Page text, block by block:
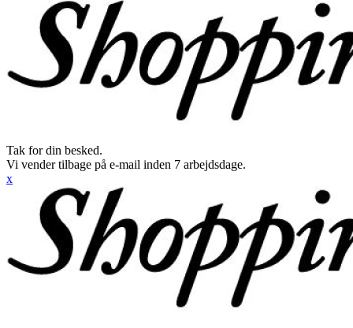
Tak for din besked.
Vi vender tilbage på e-mail inden 7 arbejdsdage.
x